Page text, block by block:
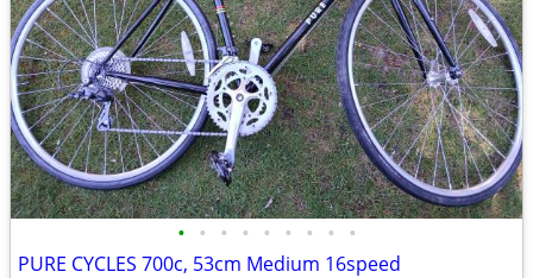
• • • • • • • • •
PURE CYCLES 700c, 53cm Medium 16speed